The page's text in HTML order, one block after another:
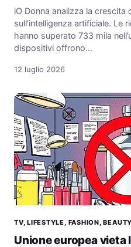
iO Donna analizza la crescita
sull’intelligenza artificiale. Le
hanno superato 733 mila
dispositivi offrono…
12 luglio 2026
TV, LIFESTYLE, FASHION,
Unione europea vieta